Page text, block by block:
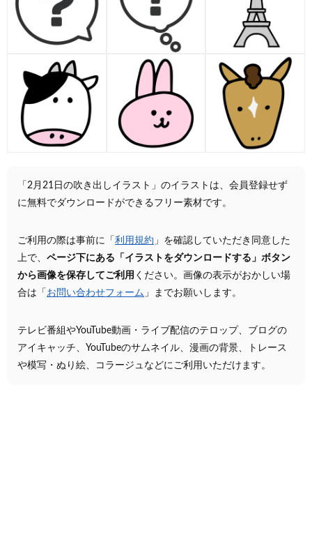
「2月21日の吹き出しイラスト」のイラストは、会員登録せず
に無料でダウンロードができるフリー素材です。
ご利用の際は事前に「 利用規約 」を確認していただき同意した
上で、 ページ下にある「イラストをダウンロードする」ボタン
から画像を保存してご利用 ください。画像の表示がおかしい場
合は「 お問い合わせフォーム 」までお願いします。
テレビ番組やYouTube動画・ライブ配信のテロップ、ブログの
アイキャッチ、YouTubeのサムネイル、漫画の背景、トレース
や模写・ぬり絵、コラージュなどにご利用いただけます。